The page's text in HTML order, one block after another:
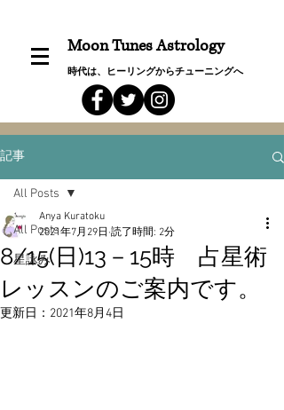
Moon Tunes Astrology
時代は、ヒーリングからチューニングへ
記事
All Posts
星詠み
All Posts
8/15(日)13－15時 占星術
レッスンのご案内です。
Anya Kuratoku
2021年7月29日 読了時間: 2分
更新日： 2021年8月4日